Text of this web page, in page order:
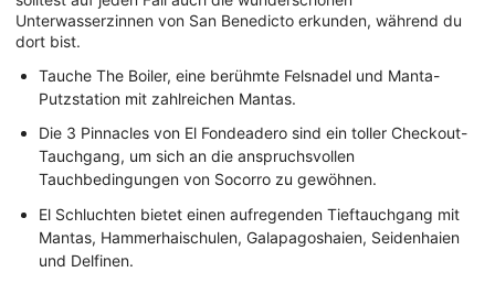
Unterwasserzinnen von San Benedicto erkunden, während du
dort bist.
Tauche The Boiler, eine berühmte Felsnadel und Manta-
Putzstation mit zahlreichen Mantas.
Die 3 Pinnacles von El Fondeadero sind ein toller Checkout-
Tauchgang, um sich an die anspruchsvollen
Tauchbedingungen von Socorro zu gewöhnen.
El Schluchten bietet einen aufregenden Tieftauchgang mit
Mantas, Hammerhaischulen, Galapagoshaien, Seidenhaien
und Delfinen.